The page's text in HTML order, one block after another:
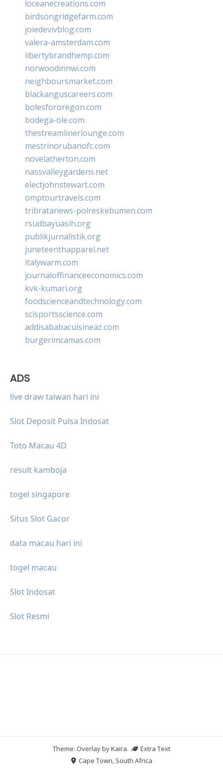
loceanecreations.com
birdsongridgefarm.com
joiedevivblog.com
valera-amsterdam.com
libertybrandhemp.com
norwoodinnwi.com
neighboursmarket.com
blackanguscareers.com
bolesfororegon.com
bodega-ole.com
thestreamlinerlounge.com
mestrinorubanofc.com
novelatherton.com
nassvalleygardens.net
electjohnstewart.com
omptourtravels.com
tribratanews-polreskebumen.com
rsudbayuasih.org
publikjurnalistik.org
juneteenthapparel.net
italywarm.com
journaloffinanceeconomics.com
kvk-kumari.org
foodscienceandtechnology.com
scisportsscience.com
addisababacuisineaz.com
burgerimcamas.com
ADS
live draw taiwan hari ini
Slot Deposit Pulsa Indosat
Toto Macau 4D
result kamboja
togel singapore
Situs Slot Gacor
data macau hari ini
togel macau
Slot Indosat
Slot Resmi
Theme: Overlay byKaira.
Extra Text
Cape Town, South Africa